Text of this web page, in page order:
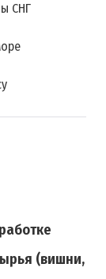
СНГ
(вишни,